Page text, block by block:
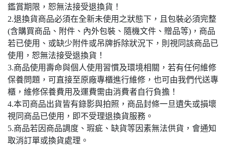
鑑賞期限，恕無法接受退換貨！
2.退換貨商品必須在全新未使用之狀態下，且包裝必須完整
(含購買商品、附件、內外包裝、隨機文件、贈品等)，商品
若已使用、或缺少附件或吊牌拆除狀況下，則視同該商品已
使用，恕無法接受退換貨！
3.商品使用壽命與個人使用習慣及環境相關，若有任何維修
保養問題，可直接至原廠專櫃進行維修，也可由我們代送專
櫃，維修保養費用及運費需由消費者自行負擔！
4.本司商品出貨皆有錄影與拍照，商品封條一旦遺失或損壞
視同商品已使用，即不受理退換貨服務。
5.商品若因商品調度、瑕疵、缺貨等因素無法供貨，會通知
取消訂單或換貨處理。